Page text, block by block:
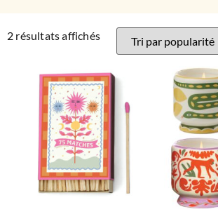
2 résultats affichés